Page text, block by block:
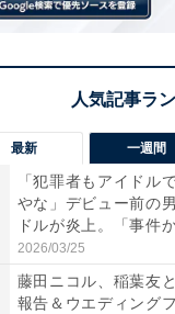
最新 一週間
「犯罪者もアイドル
やな」デビュー前の
ドルが炎上。「事件
も...
2026/03/25
藤田ニコル、稲葉友
報告＆ウエディング